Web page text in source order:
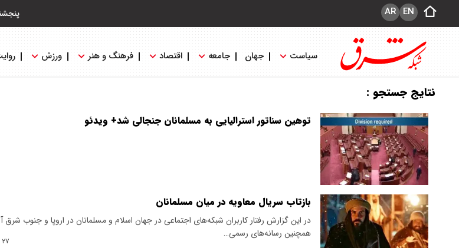
پنجشنبه ۱۵ EN
AR
سیاست جهان جامعه اقتصاد فرهنگ و هنر ورزش
نتایج جستجو :
توهین سناتور استرالیایی به مسلمانان جنجالی شد+ ویدئو
بازتاب سریال معاویه در میان مسلمانان
در این گزارش رفتار کاربران شبکه‌های اجتماعی در جهان اسلام و مسلمانان در اروپا و جنوب شرق
همچنین رسانه‌های رسمی…
۲۷ اسفند ۱۴۰۴